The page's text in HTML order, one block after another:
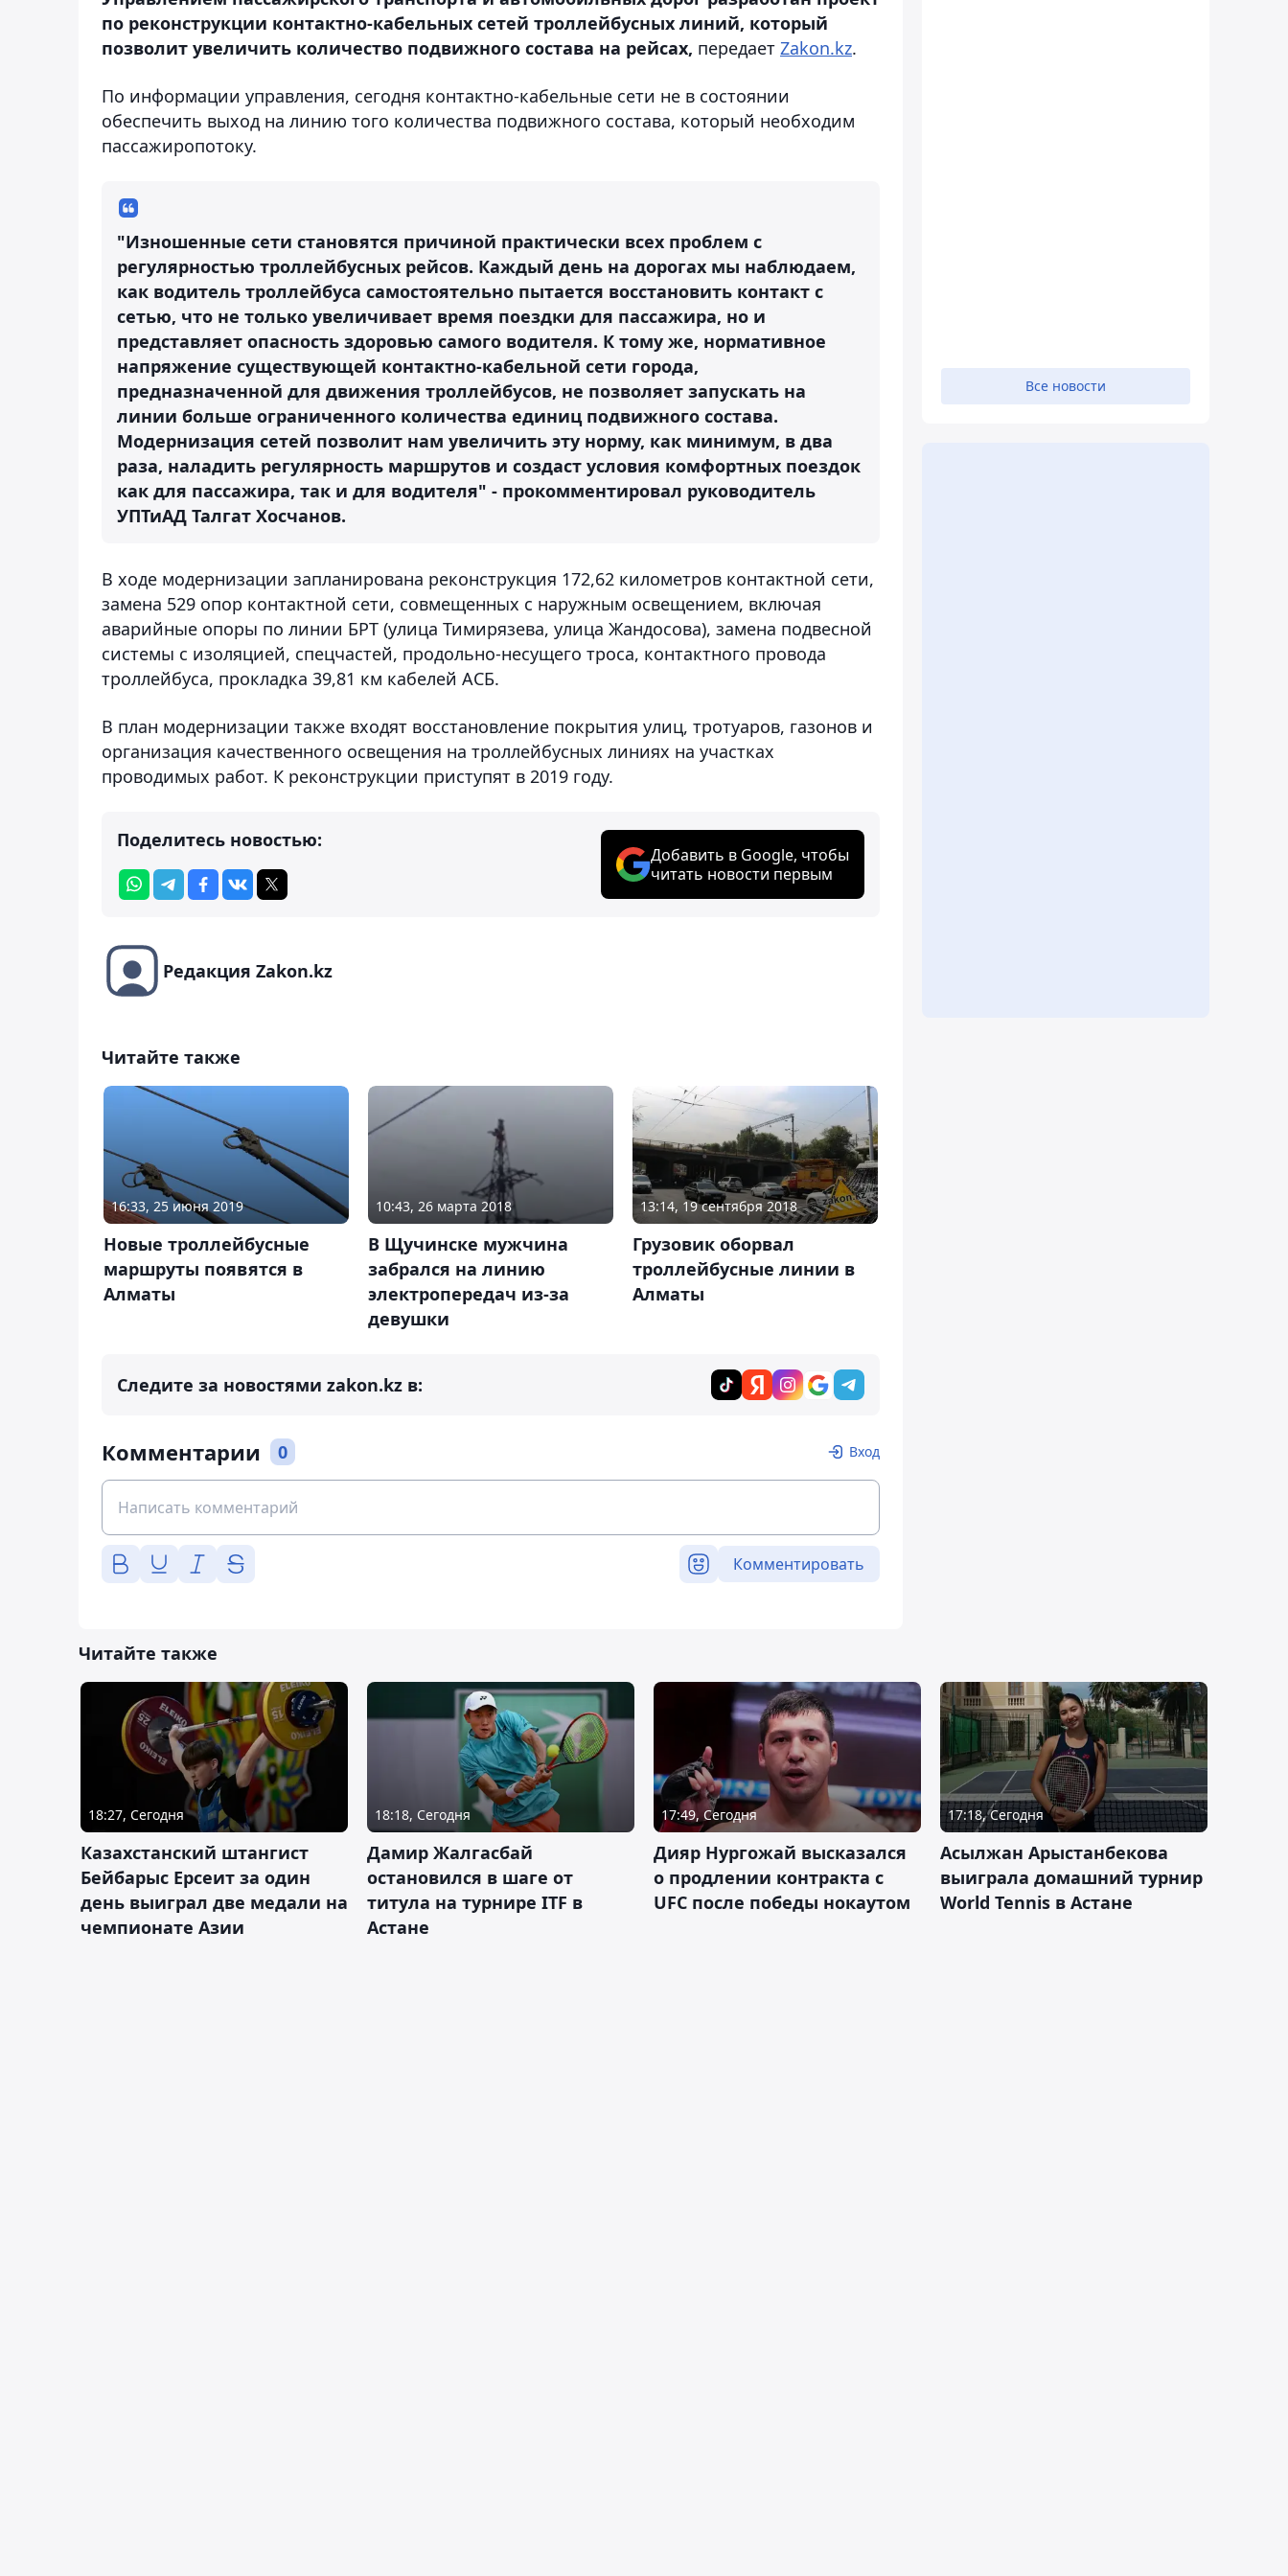
по реконструкции контактно-кабельных сетей троллейбусных линий, который
позволит увеличить количество подвижного состава на рейсах, передает Zakon.kz.
По информации управления, сегодня контактно-кабельные сети не в состоянии
обеспечить выход на линию того количества подвижного состава, который необходим
пассажиропотоку.
"Изношенные сети становятся причиной практически всех проблем с
регулярностью троллейбусных рейсов. Каждый день на дорогах мы наблюдаем,
как водитель троллейбуса самостоятельно пытается восстановить контакт с
сетью, что не только увеличивает время поездки для пассажира, но и
представляет опасность здоровью самого водителя. К тому же, нормативное
напряжение существующей контактно-кабельной сети города,
предназначенной для движения троллейбусов, не позволяет запускать на
линии больше ограниченного количества единиц подвижного состава.
Модернизация сетей позволит нам увеличить эту норму, как минимум, в два
раза, наладить регулярность маршрутов и создаст условия комфортных поездок
как для пассажира, так и для водителя" - прокомментировал руководитель
УПТиАД Талгат Хосчанов.
В ходе модернизации запланирована реконструкция 172,62 километров контактной сети,
замена 529 опор контактной сети, совмещенных с наружным освещением, включая
аварийные опоры по линии БРТ (улица Тимирязева, улица Жандосова), замена подвесной
системы с изоляцией, спецчастей, продольно-несущего троса, контактного провода
троллейбуса, прокладка 39,81 км кабелей АСБ.
В план модернизации также входят восстановление покрытия улиц, тротуаров, газонов и
организация качественного освещения на троллейбусных линиях на участках
проводимых работ. К реконструкции приступят в 2019 году.
Поделитесь новостью:
Добавить в Google, чтобы
читать новости первым
Редакция Zakon.kz
Читайте также
16:33, 25 июня 2019
Новые троллейбусные
маршруты появятся в
Алматы
10:43, 26 марта 2018
В Щучинске мужчина
забрался на линию
электропередач из-за
девушки
13:14, 19 сентября 2018
Грузовик оборвал
троллейбусные линии в
Алматы
Следите за новостями zakon.kz в:
Комментарии 0 Вход
Комментировать
Все новости
Читайте также
18:27, Сегодня
Казахстанский штангист
Бейбарыс Ерсеит за один
день выиграл две медали на
чемпионате Азии
18:18, Сегодня
Дамир Жалгасбай
остановился в шаге от
титула на турнире ITF в
Астане
17:49, Сегодня
Дияр Нургожай высказался
о продлении контракта с
UFC после победы нокаутом
17:18, Сегодня
Асылжан Арыстанбекова
выиграла домашний турнир
World Tennis в Астане